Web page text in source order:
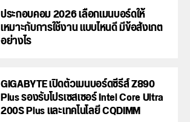
ประกอบคอม 2026 เลือกเมนบอร์ดให้
เหมาะกับการใช้งาน แบบไหนดี มีข้อสังเกต
อย่างไร
GIGABYTE เปิดตัวเมนบอร์ดซีรีส์ Z890
Plus รองรับโปรเซสเซอร์ Intel Core Ultra
200S Plus และเทคโนโลยี CQDIMM